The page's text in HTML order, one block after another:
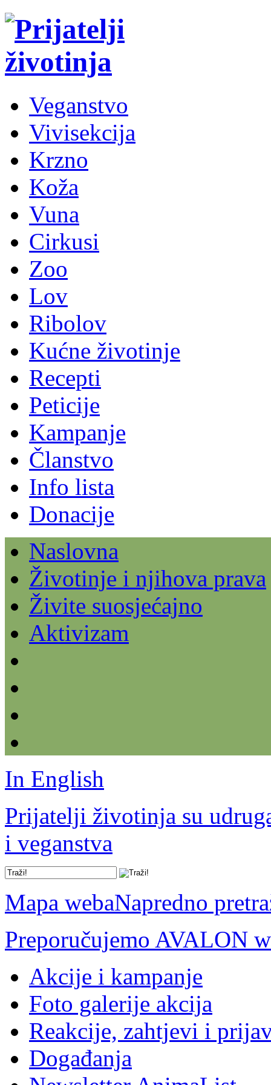
Veganstvo
Vivisekcija
Krzno
Koža
Vuna
Cirkusi
Zoo
Lov
Ribolov
Kućne životinje
Recepti
Peticije
Kampanje
Članstvo
Info lista
Donacije
Naslovna
Životinje i njihova prava
Živite suosjećajno
Aktivizam
In English
Prijatelji životinja su
i veganstva
Mapa webaNapredno
Preporučujemo AVALON
Akcije i kampanje
Foto galerije akcija
Reakcije, zahtjevi i
Događanja